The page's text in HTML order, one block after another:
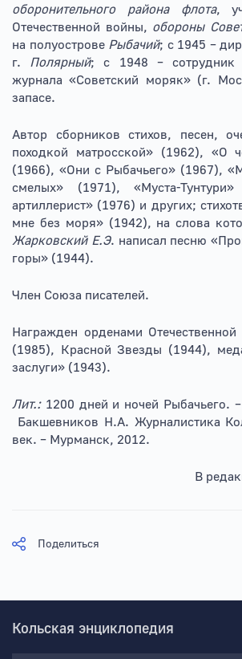
оборонительного района флота,
Отечественной войны, обороны
на полуострове Рыбачий; с 1945 –
г. Полярный; с 1948 – сотрудник
журнала «Советский моряк» (г.
запасе.
Автор сборников стихов, песен,
походкой матросской» (1962), «О
(1966), «Они с Рыбачьего» (1967),
смелых» (1971), «Муста-
артиллерист» (1976) и других;
мне без моря» (1942), на слова
Жарковский Е.Э. написал песню
горы» (1944).
Член Союза писателей.
Награжден орденами
(1985), Красной Звезды (1944),
заслуги» (1943).
Лит.: 1200 дней и ночей Рыбачьего.
Бакшевников Н.А. Журналистика
век. – Мурманск, 2012.
В
Поделиться
Кольская энциклопедия